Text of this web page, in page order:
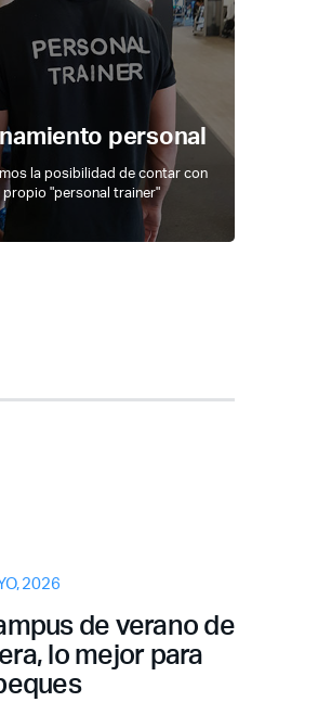
personal
la posibilidad de contar con
propio "personal trainer"
2026
de verano de
lo mejor para